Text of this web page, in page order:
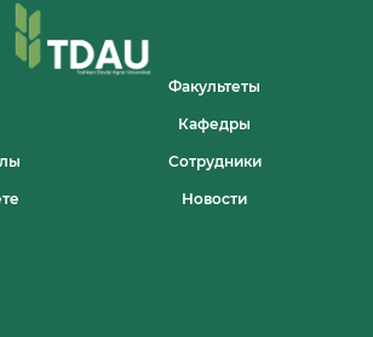
Факультеты
Кафедры
Сотрудники
Новости